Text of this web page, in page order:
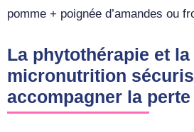
pomme + poignée d’amandes ou
La phytothérapie et la
micronutrition
accompagner la